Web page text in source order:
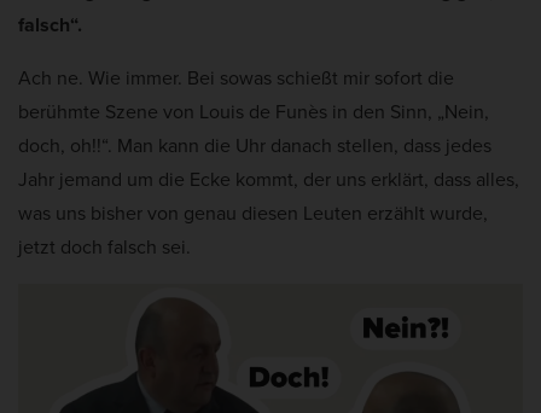
falsch“.
Ach ne. Wie immer. Bei sowas schießt mir sofort die
berühmte Szene von Louis de Funès in den Sinn, „Nein,
doch, oh!!“. Man kann die Uhr danach stellen, dass jedes
Jahr jemand um die Ecke kommt, der uns erklärt, dass alles,
was uns bisher von genau diesen Leuten erzählt wurde,
jetzt doch falsch sei.